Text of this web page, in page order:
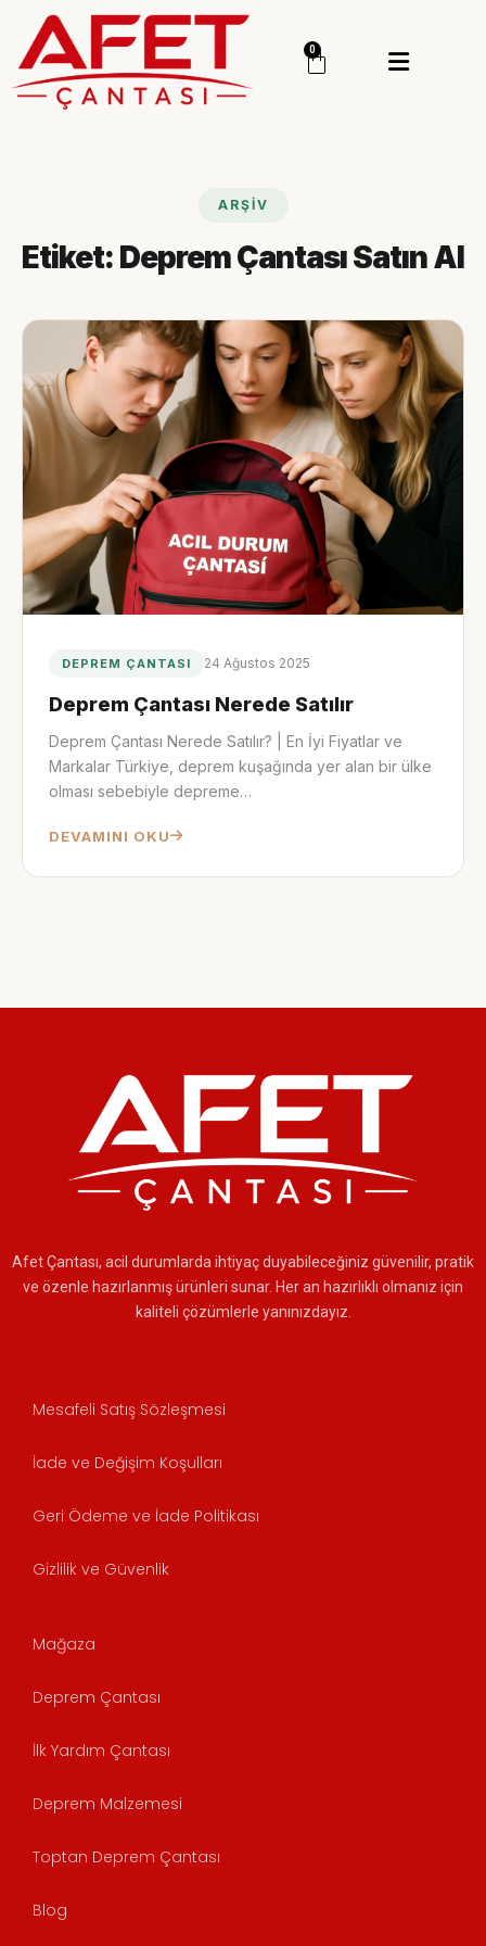
0
ARŞIV
Etiket: Deprem Çantası Satın Al
DEPREM ÇANTASI 24 Ağustos 2025
Deprem Çantası Nerede Satılır
Deprem Çantası Nerede Satılır? | En İyi Fiyatlar ve
Markalar Türkiye, deprem kuşağında yer alan bir ülke
olması sebebiyle depreme…
DEVAMINI OKU
Afet Çantası, acil durumlarda ihtiyaç duyabileceğiniz güvenilir, pratik
ve özenle hazırlanmış ürünleri sunar. Her an hazırlıklı olmanız için
kaliteli çözümlerle yanınızdayız.
Mesafeli Satış Sözleşmesi
İade ve Değişim Koşulları
Geri Ödeme ve İade Politikası
Gizlilik ve Güvenlik
Mağaza
Deprem Çantası
İlk Yardım Çantası
Deprem Malzemesi
Toptan Deprem Çantası
Blog
Menü
Giriş Yap
Deprem Çantası
Deprem Malzemesi
İlk Yardım Çantası
Okul Deprem Çantası
Toptan Deprem Çantası